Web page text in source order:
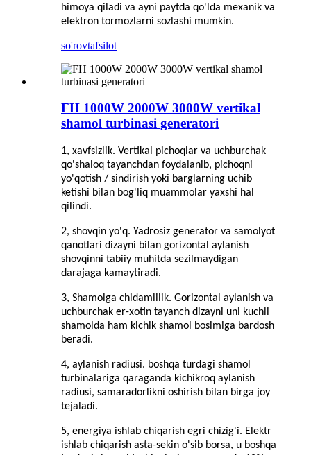
himoya qiladi va ayni paytda qo'lda mexanik va
elektron tormozlarni sozlashi mumkin.
so'rovtafsilot
FH 1000W 2000W 3000W vertikal
shamol turbinasi generatori
1, xavfsizlik. Vertikal pichoqlar va uchburchak
qo'shaloq tayanchdan foydalanib, pichoqni
yo'qotish / sindirish yoki barglarning uchib
ketishi bilan bog'liq muammolar yaxshi hal
qilindi.
2, shovqin yo'q. Yadrosiz generator va samolyot
qanotlari dizayni bilan gorizontal aylanish
shovqinni tabiiy muhitda sezilmaydigan
darajaga kamaytiradi.
3, Shamolga chidamlilik. Gorizontal aylanish va
uchburchak er-xotin tayanch dizayni uni kuchli
shamolda ham kichik shamol bosimiga bardosh
beradi.
4, aylanish radiusi. boshqa turdagi shamol
turbinalariga qaraganda kichikroq aylanish
radiusi, samaradorlikni oshirish bilan birga joy
tejaladi.
5, energiya ishlab chiqarish egri chizig'i. Elektr
ishlab chiqarish asta-sekin o'sib borsa, u boshqa